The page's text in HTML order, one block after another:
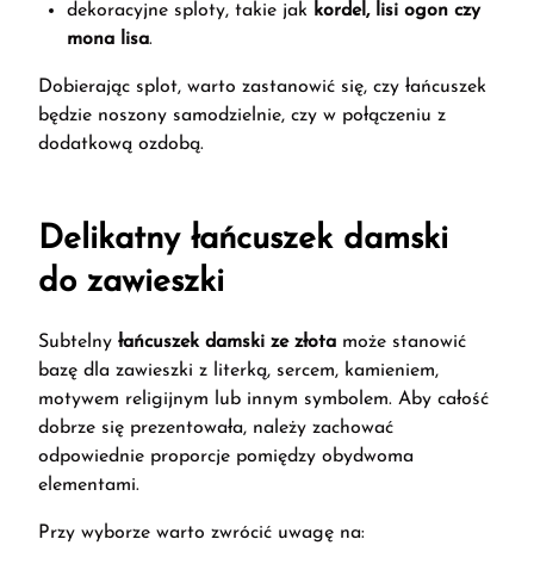
dekoracyjne sploty, takie jak kordel, lisi ogon czy
mona lisa.
Dobierając splot, warto zastanowić się, czy łańcuszek
będzie noszony samodzielnie, czy w połączeniu z
dodatkową ozdobą.
Delikatny łańcuszek damski
do zawieszki
Subtelny łańcuszek damski ze złota może stanowić
bazę dla zawieszki z literką, sercem, kamieniem,
motywem religijnym lub innym symbolem. Aby całość
dobrze się prezentowała, należy zachować
odpowiednie proporcje pomiędzy obydwoma
elementami.
Przy wyborze warto zwrócić uwagę na: